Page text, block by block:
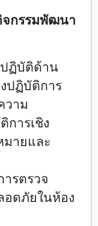
จกรรมพัฒนา
ฏิบัติด้าน
ปฏิบัติการ
วาม
การเชิง
มายและ
รตรวจ
อดภัยในห้อง